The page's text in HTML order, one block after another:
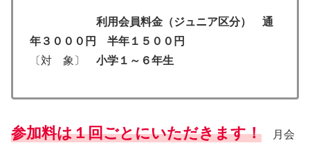
利用会員料金（ジュニア区分） 通
年３０００円 半年１５００円
〔対 象〕 小学１～６年生
参加料は１回ごとにいただきます！ 月会